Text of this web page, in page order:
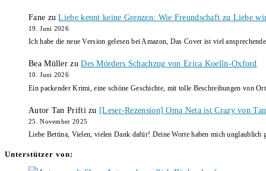
Fane zuLiebe kennt keine Grenzen: Wie Freundschaft zu Liebe
19. Juni 2026
Ich habe die neue Version gelesen bei Amazon, Das Cover ist viel
Bea Müller zuDes Mörders Schachzug von Erica Koelln-Oxford
10. Juni 2026
Ein packender Krimi, eine schöne Geschichte, mit tolle Beschreibungen von
Autor Tan Prifti zu [Leser-Rezension] Oma Neta ist Crazy von
25. November 2025
Liebe Bettina, Vielen, vielen Dank dafür! Deine Worte haben mich unglaublich
Unterstützer von: